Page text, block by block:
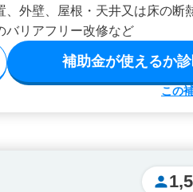
外壁、屋根・天井又は床の断
バリアフリー改修など
補助金が使えるか
この